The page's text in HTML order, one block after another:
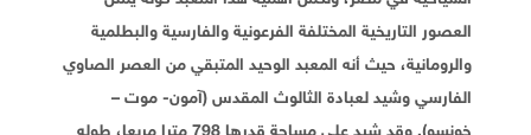
العصور التاريخية المختلفة الفرعونية والفارسية والبطلمية
والرومانية، حيث أنه المعبد الوحيد المتبقي من العصر الصاوي
الفارسي وشيد لعبادة الثالوث المقدس (آمون- موت –